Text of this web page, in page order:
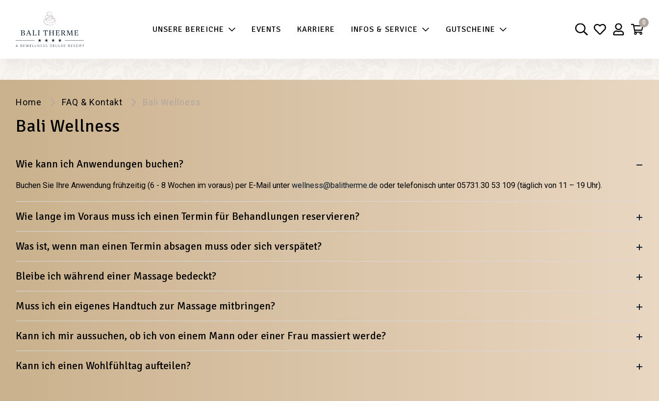
UNSERE BEREICHE EVENTS KARRIERE INFOS & SERVICE GUTSCHEINE
0
Home FAQ & Kontakt Bali Wellness
Bali Wellness
Wie kann ich Anwendungen buchen?
Buchen Sie Ihre Anwendung frühzeitig (6 - 8 Wochen im voraus) per E-Mail unter wellness@balitherme.de oder telefonisch unter 05731.30 53 109 (täglich von 11 – 19 Uhr).
Wie lange im Voraus muss ich einen Termin für Behandlungen reservieren?
Was ist, wenn man einen Termin absagen muss oder sich verspätet?
Bleibe ich während einer Massage bedeckt?
Muss ich ein eigenes Handtuch zur Massage mitbringen?
Kann ich mir aussuchen, ob ich von einem Mann oder einer Frau massiert werde?
Kann ich einen Wohlfühltag aufteilen?